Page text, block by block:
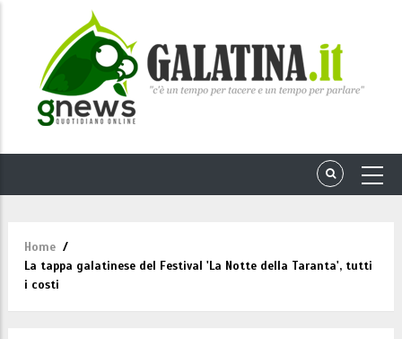
Briciole
di
pane
Home /
La tappa galatinese del Festival 'La Notte della Taranta', tutti
i costi